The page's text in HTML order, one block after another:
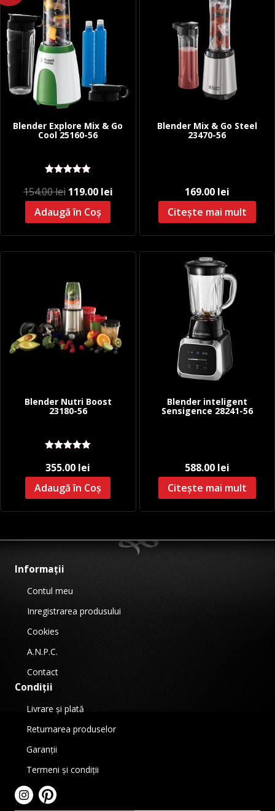
Blender Explore Mix & Go
Cool 25160-56
5.00stele
154.00lei Prețul
inițial
a
119.00 leiPrețul
Adaugă în Coș
Blender Mix & Go Steel
23470-56
169.00 lei
Citește mai mult
Blender Nutri Boost
23180-56
5.00 stele
355.00 lei
Adaugă în Coș
Blender inteligent
Sensigence 28241-56
588.00 lei
Citește mai mult
Informații
Contul meu
Inregistrarea produsului
Cookies
A.N.P.C.
Contact
Condiții
Livrare și plată
Returnarea produselor
Garanții
Termeni și condiții